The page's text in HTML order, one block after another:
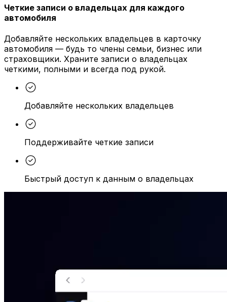
Четкие записи о владельцах для каждого
автомобиля
Добавляйте нескольких владельцев в карточку
автомобиля — будь то члены семьи, бизнес или
страховщики. Храните записи о владельцах
четкими, полными и всегда под рукой.
Добавляйте нескольких владельцев
Поддерживайте четкие записи
Быстрый доступ к данным о владельцах